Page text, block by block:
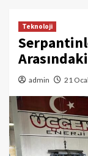
Teknoloji
admin 21